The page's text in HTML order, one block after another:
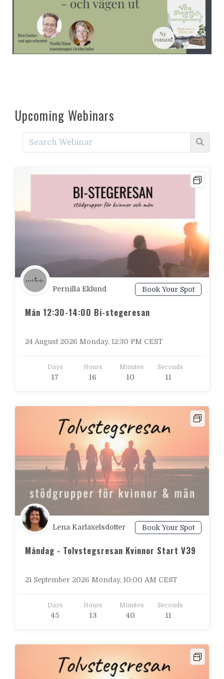
Upcoming Webinars
Pernilla Eklund Book Your Spot
Mån 12:30-14:00 Bi-stegeresan
24 August 2026 Monday, 12:30 PM CEST
Days
17
Hours
16
Minutes
10
Seconds
09
Lena Karlaxelsdotter Book Your Spot
Måndag - Tolvstegsresan Kvinnor Start V39
21 September 2026 Monday, 10:00 AM CEST
Days
45
Hours
13
Minutes
40
Seconds
09